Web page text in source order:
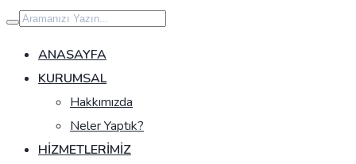
İçeriğe
geç
ANASAYFA
KURUMSAL
Hakkımızda
Neler Yaptık?
HIZMETLERIMIZ